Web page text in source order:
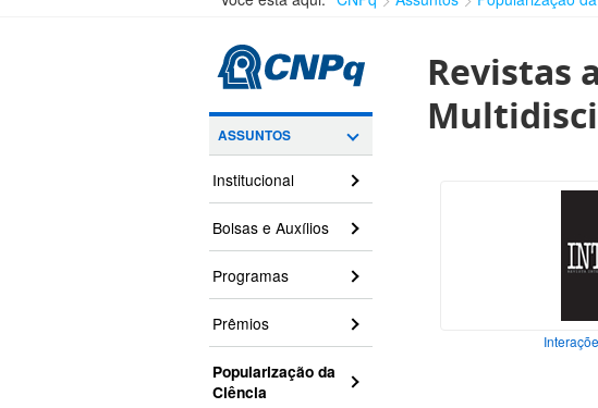
ASSUNTOS
Institucional
Bolsas e Auxílios
Programas
Prêmios
Popularização da
Ciência
Revistas